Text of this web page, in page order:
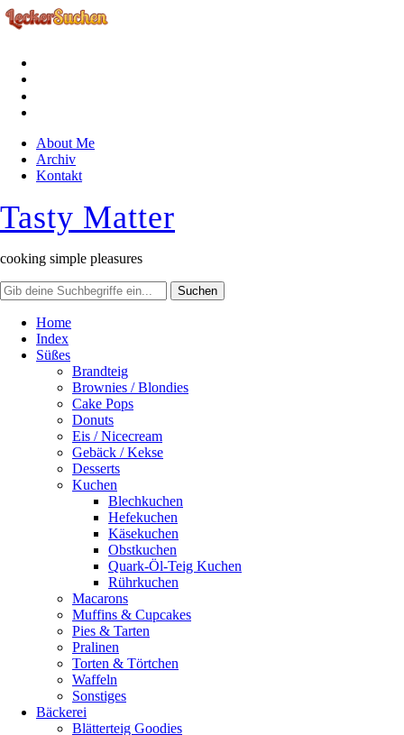
About Me
Archiv
Kontakt
Tasty Matter
cooking simple pleasures
Home
Index
Süßes
Brandteig
Brownies / Blondies
Cake Pops
Donuts
Eis / Nicecream
Gebäck / Kekse
Desserts
Kuchen
Blechkuchen
Hefekuchen
Käsekuchen
Obstkuchen
Quark-Öl-Teig Kuchen
Rührkuchen
Macarons
Muffins & Cupcakes
Pies & Tarten
Pralinen
Torten & Törtchen
Waffeln
Sonstiges
Bäckerei
Blätterteig Goodies